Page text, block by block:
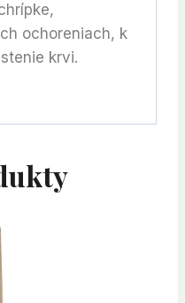
ochoreniach, k
krvi.